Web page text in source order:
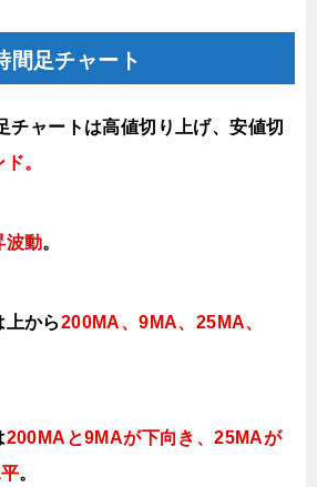
間足チャート
チャートは高値切り上げ、安値切
ド。
波動。
上から200MA、9MA、25MA、
200MAと9MAが下向き、25MAが
。